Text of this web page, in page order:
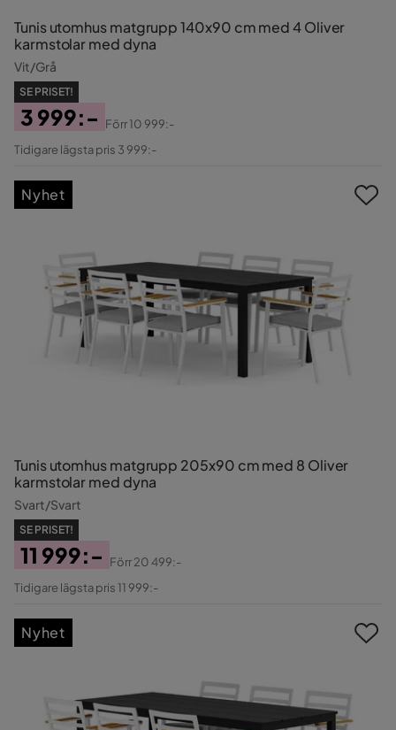
Tunis utomhus matgrupp 140x90 cm med 4 Oliver
karmstolar med dyna
Vit/Grå
SE PRISET!
Pris
3 999:-
Original
Förr10 999:-
Tidigare lägsta pris 3 999:-
Tunis utomhus matgrupp 205x90 cm med 8 Oliver
karmstolar med dyna
Svart/Svart
SE PRISET!
Pris
11 999:-
Original
Förr20 499:-
Tidigare lägsta pris 11 999:-
Nyhet
Nyhet